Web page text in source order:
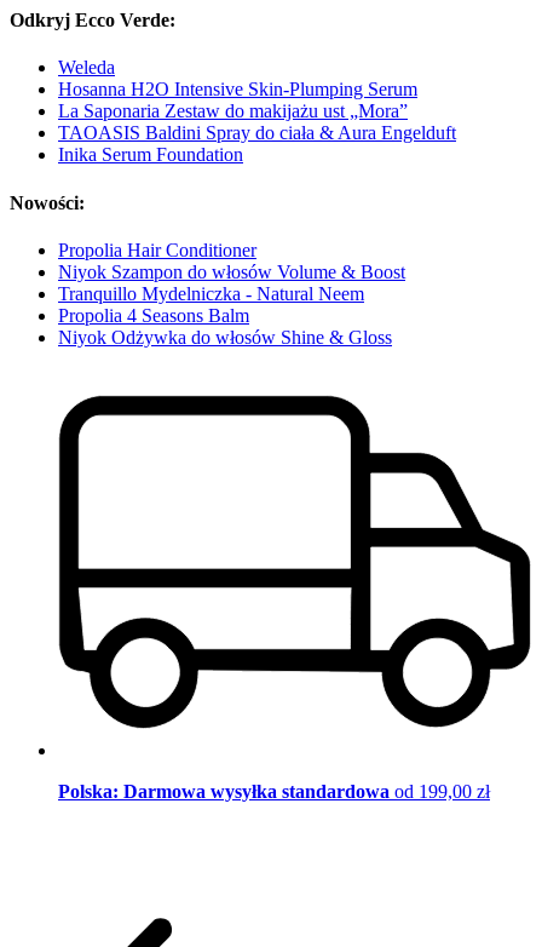
Odkryj Ecco Verde:
Weleda
Hosanna H2O Intensive Skin-Plumping Serum
La Saponaria Zestaw do makijażu ust „Mora”
TAOASIS Baldini Spray do ciała & Aura Engelduft
Inika Serum Foundation
Nowości:
Propolia Hair Conditioner
Niyok Szampon do włosów Volume & Boost
Tranquillo Mydelniczka - Natural Neem
Propolia 4 Seasons Balm
Niyok Odżywka do włosów Shine & Gloss
Polska: Darmowa wysyłka standardowa od 199,00 zł